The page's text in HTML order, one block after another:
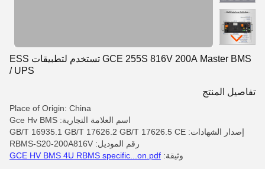
GCE 255S 816V 200A Master BMS تستخدم لتطبيقات ESS
/ UPS
تفاصيل المنتج
Place of Origin: China
اسم العلامة التجارية: Gce Hv BMS
إصدار الشهادات: GB/T 16935.1 GB/T 17626.2 GB/T 17626.5 CE
رقم الموديل: RBMS-S20-200A816V
وثيقة: GCE HV BMS 4U RBMS specific...on.pdf